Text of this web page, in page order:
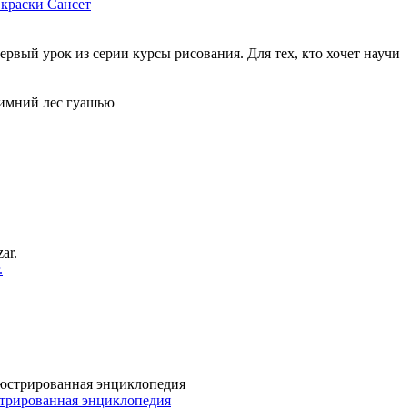
Сансет
урок из серии курсы рисования. Для тех, кто хочет
лес гуашью
энциклопедия